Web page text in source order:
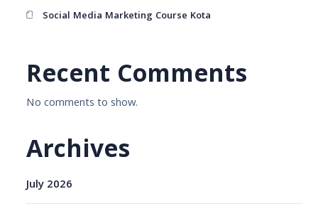
Social Media Marketing Course Kota
Recent Comments
No comments to show.
Archives
July 2026